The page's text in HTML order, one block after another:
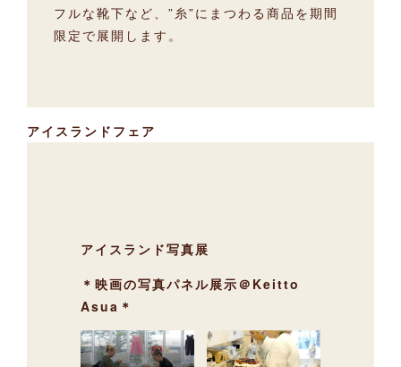
フルな靴下など、”糸”にまつわる商品を期間
限定で展開します。
アイスランドフェア
アイスランド写真展
＊映画の写真パネル展示＠Keitto
Asua＊